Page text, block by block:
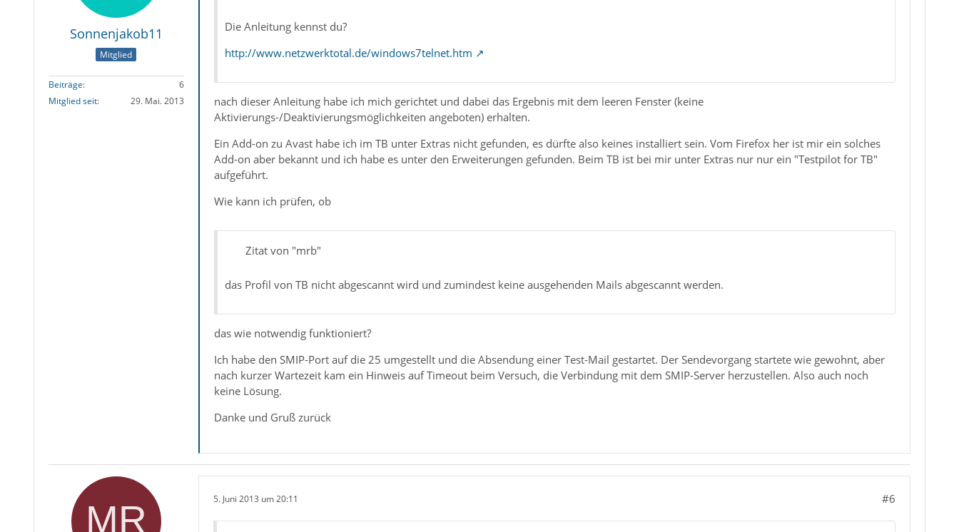
Sonnenjakob11
Mitglied
Beiträge
6
Mitglied seit
29. Mai. 2013
Die Anleitung kennst du?
http://www.netzwerktotal.de/windows7telnet.htm
nach dieser Anleitung habe ich mich gerichtet und dabei das Ergebnis mit dem leeren Fenster (keine
Aktivierungs-/Deaktivierungsmöglichkeiten angeboten) erhalten.
Ein Add-on zu Avast habe ich im TB unter Extras nicht gefunden, es dürfte also keines installiert sein. Vom Firefox her ist mir ein solches
Add-on aber bekannt und ich habe es unter den Erweiterungen gefunden. Beim TB ist bei mir unter Extras nur nur ein "Testpilot for TB"
aufgeführt.
Wie kann ich prüfen, ob
Zitat von "mrb"
das Profil von TB nicht abgescannt wird und zumindest keine ausgehenden Mails abgescannt werden.
das wie notwendig funktioniert?
Ich habe den SMIP-Port auf die 25 umgestellt und die Absendung einer Test-Mail gestartet. Der Sendevorgang startete wie gewohnt, aber
nach kurzer Wartezeit kam ein Hinweis auf Timeout beim Versuch, die Verbindung mit dem SMIP-Server herzustellen. Also auch noch
keine Lösung.
Danke und Gruß zurück
5. Juni 2013 um 20:11 #6